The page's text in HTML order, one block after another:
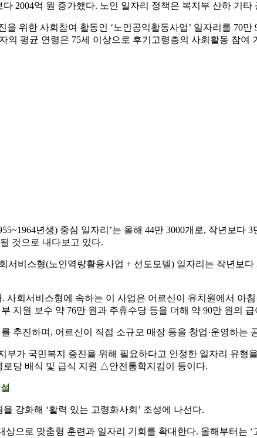
2004억 원 증가했다. 노인 일자리 정책은 복지부 산하 기
위한 사회참여 활동인 ‘노인공익활동사업’ 일자리를 70
의 평균 연령은 75세 이상으로 후기고령층의 사회활동 참
년생) 중심 일자리’는 올해 44만 3000개로, 작년보
것으로 내다보고 있다.
비스형(노인역량활용사업 + 선도모델) 일자리는 작년보
사회서비스형에 속하는 이 사업은 어르신이 유치원에서 아
지원 보수 약 76만 원과 주휴수당 등을 더해 약 90만 원의
추진하며, 어르신이 직접 소규모 매장 등을 창업·운영하는
부가 국민복지 증진을 위해 필요하다고 인정한 일자리 유
당 배식 및 급식 지원 △안전통학지킴이 등이다.
강화해 ‘활력 있는 고령화사회’ 조성에 나선다.
으로 맞춤형 훈련과 일자리 기회를 확대한다. 올해부터는